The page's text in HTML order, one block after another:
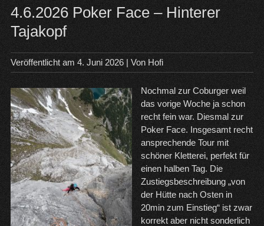
4.6.2026 Poker Face – Hinterer
Tajakopf
Veröffentlicht am 4. Juni 2026| Von Hofi
Nochmal zur Coburger weil
das vorige Woche ja schon
recht fein war. Diesmal zur
Poker Face. Insgesamt recht
ansprechende Tour mit
schöner Kletterei, perfekt für
einen halben Tag. Die
Zustiegsbeschreibung „von
der Hütte nach Osten in
20min zum Einstieg“ ist zwar
korrekt aber nicht sonderlich